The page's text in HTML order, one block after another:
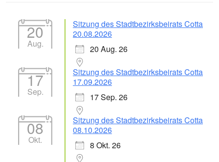
20
Aug.
Sitzung des Stadtbezirksbeirats Cotta
20.08.2026
20 Aug. 26
17
Sep.
Sitzung des Stadtbezirksbeirats Cotta
17.09.2026
17 Sep. 26
08
Okt.
Sitzung des Stadtbezirksbeirats Cotta
08.10.2026
8 Okt. 26